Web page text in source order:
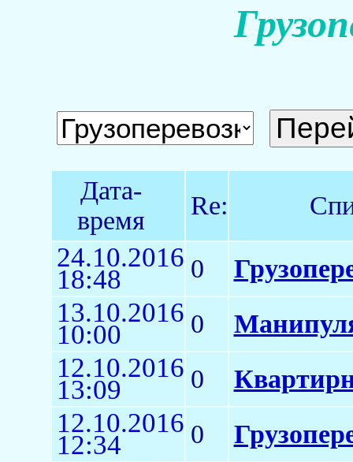
Дата-
время
Re:
24.10.2016
18:48 0
13.10.2016
10:00 0
12.10.2016
13:09 0
12.10.2016
12:34 0